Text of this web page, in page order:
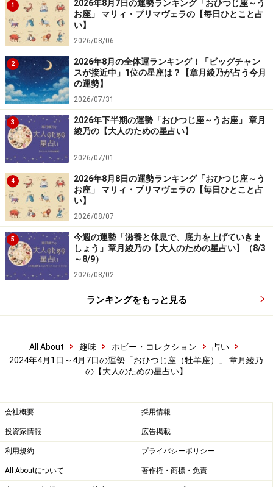
1
2026年8月7日の運勢ランキング「おひつじ座～う
お座」 マリィ・プリマヴェラの【毎日ひとこと占
い】
2026/08/06
2
2026年8月の全体運ランキング！「ビッグチャン
スが接近中」1位の星座は？【章月綾乃が占う今月
の運勢】
2026/07/31
3
2026年下半期の運勢「おひつじ座～うお座」 章月
綾乃の【大人のための星占い】
2026/07/01
4
2026年8月8日の運勢ランキング「おひつじ座～う
お座」 マリィ・プリマヴェラの【毎日ひとこと占
い】
2026/08/07
5
今週の運勢「滋養と休息で、底力を上げていきま
しょう」章月綾乃の【大人のための星占い】（8/3
～8/9）
2026/08/02
ランキングをもっと見る
All About > 趣味 > ホビー・コレクション > 占い
>
2024年4月1日～4月7日の運勢「おひつじ座（牡羊座）」 章月綾乃
の【大人のための星占い】
会社概要 採用情報
投資家情報 広告掲載
利用規約 プライバシーポリシー
All Aboutについて 著作権・商標・免責